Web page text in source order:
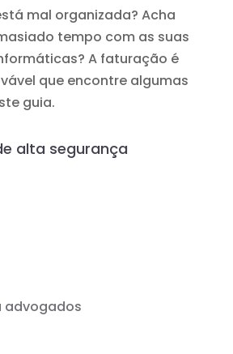
mal organizada? Acha
tempo com as suas
A faturação é
que encontre algumas
guia.
alta segurança
advogados